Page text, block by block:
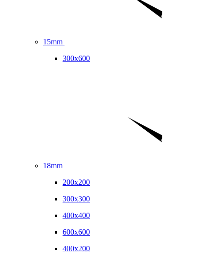
15mm
300x600
18mm
200x200
300x300
400x400
600x600
400x200